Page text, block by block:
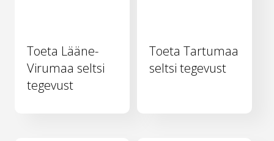
Toeta Lääne-
Virumaa seltsi
tegevust
Toeta Tartumaa
seltsi tegevust